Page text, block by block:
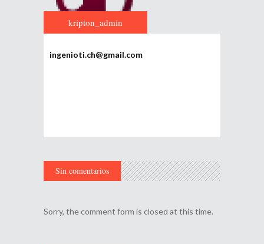
kripton_admin
ingenioti.ch@gmail.com
Sin comentarios
Sorry, the comment form is closed at this time.